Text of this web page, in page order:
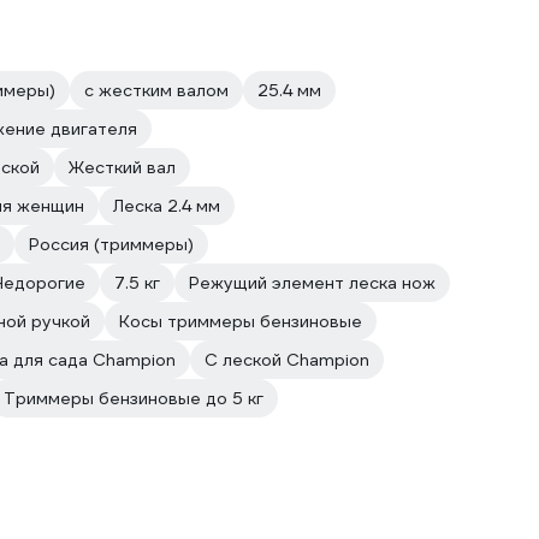
с жестким валом
25.4 мм
двигателя
Жесткий вал
женщин
Леска 2.4 мм
Россия (триммеры)
7.5 кг
Режущий элемент леска нож
ручкой
Косы триммеры бензиновые
для сада Champion
С леской Champion
Триммеры бензиновые до 5 кг